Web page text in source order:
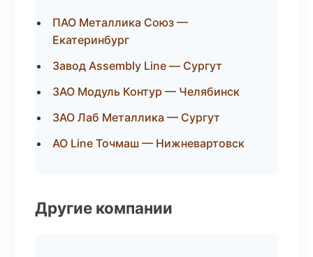
ПАО Металлика Союз —
Екатеринбург
Завод Assembly Line — Сургут
ЗАО Модуль Контур — Челябинск
ЗАО Лаб Металлика — Сургут
АО Line Точмаш — Нижневартовск
Другие компании